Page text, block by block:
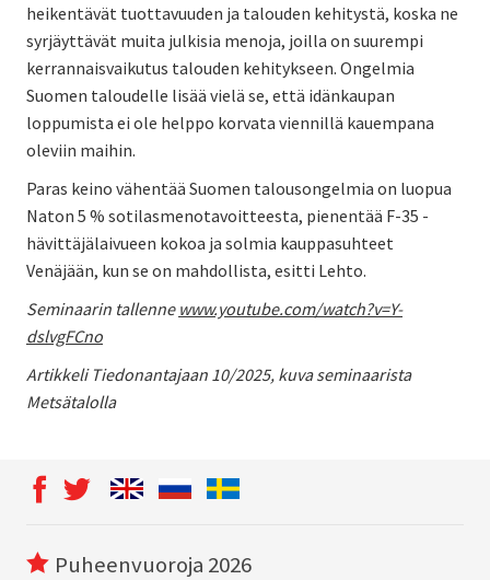
heikentävät tuottavuuden ja talouden kehitystä, koska ne
syrjäyttävät muita julkisia menoja, joilla on suurempi
kerrannaisvaikutus talouden kehitykseen. Ongelmia
Suomen taloudelle lisää vielä se, että idänkaupan
loppumista ei ole helppo korvata viennillä kauempana
oleviin maihin.
Paras keino vähentää Suomen talousongelmia on luopua
Naton 5 % sotilasmenotavoitteesta, pienentää F-35 -
hävittäjälaivueen kokoa ja solmia kauppasuhteet
Venäjään, kun se on mahdollista, esitti Lehto.
Seminaarin tallenne www.youtube.com/watch?v=Y-
dslvgFCno
Artikkeli Tiedonantajaan 10/2025, kuva seminaarista
Metsätalolla
Puheenvuoroja 2026